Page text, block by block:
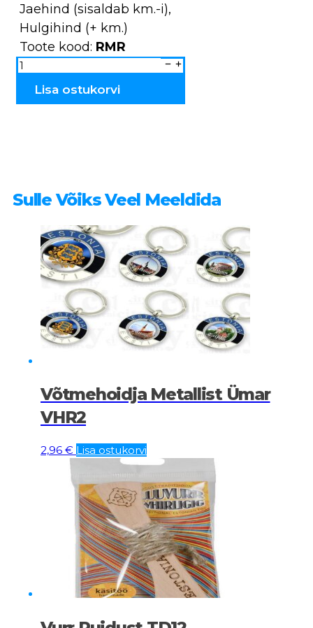
Jaehind (sisaldab km.-i),
Hulgihind (+ km.)
Toote kood: RMR
Suveniirmagnet
ANNELI
Tartu
Lisa ostukorvi
Sulle Võiks Veel Meeldida
Võtmehoidja Metallist Ümar
VHR2
2,96 € Lisa ostukorvi